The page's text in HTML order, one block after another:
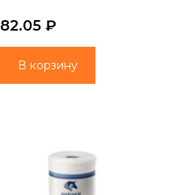
82.05 ₽
В корзину